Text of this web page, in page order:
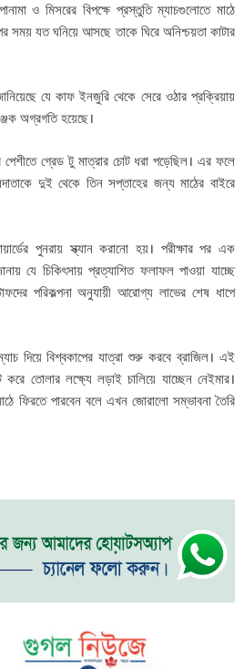
ও মিসরের বিপক্ষে প্রস্তুতি ম্যাচগুলোতে মাঠে
সময় যত ঘনিয়ে আসছে তাকে ঘিরে অনিশ্চয়তা কাটার
যে কাফ ইনজুরি থেকে সেরে ওঠার প্রক্রিয়ায়
অগ্রগতি হয়েছে।
পেশীতে গ্রেড টু মাত্রার চোট ধরা পড়েছিল। এর ফলে
দুই থেকে তিন সপ্তাহের জন্য মাঠের বাইরে
পুনরায় স্ক্যান করানো হয়। পরীক্ষার পর এক
যে চিকিৎসায় প্রত্যাশিত ফলাফল পাওয়া যাচ্ছে
পরিকল্পনা অনুযায়ী আরোগ্য লাভের শেষ ধাপে
দিয়ে বিশ্বকাপের যাত্রা শুরু করবে ব্রাজিল। এই
তোলার লক্ষ্যে লড়াই চালিয়ে যাচ্ছেন নেইমার।
ফিরতে পারবেন বলে এখন জোরালো সম্ভাবনা তৈরি